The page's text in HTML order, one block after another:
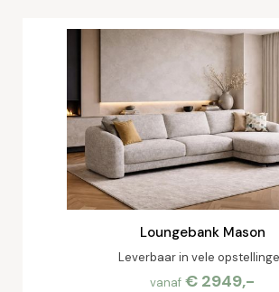
Loungebank Mason
Leverbaar in vele
vanaf € 2949,-